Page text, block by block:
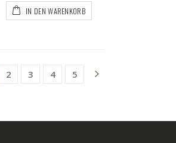
IN DEN WARENKORB
2 3 4 5